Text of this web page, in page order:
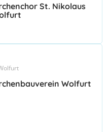
St. Nikolaus
Wolfurt